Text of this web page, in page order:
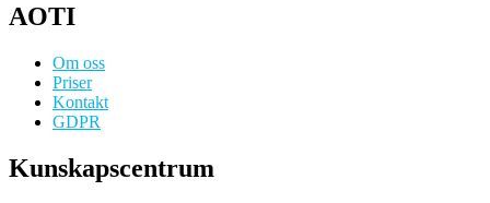
AOTI
Om oss
Priser
Kontakt
GDPR
Kunskapscentrum